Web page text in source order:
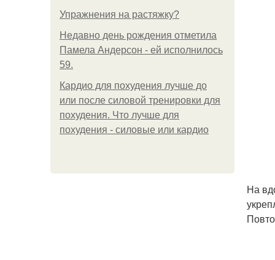
Упражнения на растяжку?
Недавно день рождения отметила
Памела Андерсон - ей исполнилось
59.
Кардио для похудения лучше до
или после силовой тренировки для
похудения. Что лучше для
похудения - силовые или кардио
На